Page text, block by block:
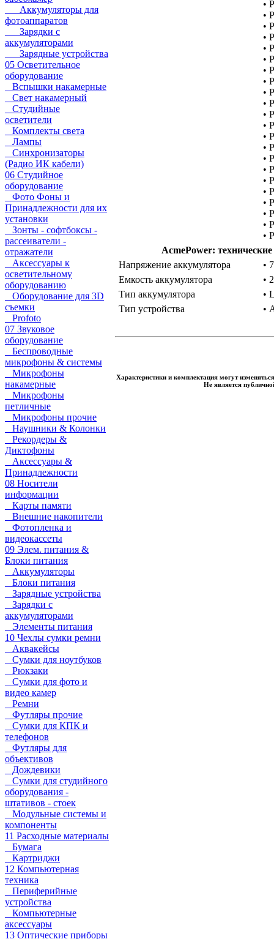
Аккумуляторы для
фотоаппаратов
Зарядки с
аккумуляторами
Зарядные устройства
05 Осветительное
оборудование
Вспышки накамерные
Свет накамерный
Студийные
осветители
Комплекты света
Лампы
Синхронизаторы
(Радио ИК кабели)
06 Студийное
оборудование
Фото Фоны и
Принадлежности для их
установки
Зонты - софтбоксы -
рассеиватели -
отражатели
Аксессуары к
осветительному
оборудованию
Оборудование для 3D
съемки
Profoto
07 Звуковое
оборудование
Беспроводные
микрофоны & системы
Микрофоны
накамерные
Микрофоны
петличные
Микрофоны прочие
Наушники & Колонки
Рекордеры &
Диктофоны
Аксессуары &
Принадлежности
08 Носители
информации
Карты памяти
Внешние накопители
Фотопленка и
видеокассеты
09 Элем. питания &
Блоки питания
Аккумуляторы
Блоки питания
Зарядные устройства
Зарядки с
аккумуляторами
Элементы питания
10 Чехлы сумки ремни
Аквакейсы
Сумки для ноутбуков
Рюкзаки
Сумки для фото и
видео камер
Ремни
Футляры прочие
Сумки для КПК и
телефонов
Футляры для
объективов
Дождевики
Сумки для студийного
оборудования -
штативов - стоек
Модульные системы и
компоненты
11 Расходные материалы
Бумага
Картриджи
12 Компьютерная
техника
Периферийные
устройства
Компьютерные
аксессуары
13 Оптические приборы
•
•
•
•
•
•
•
•
•
•
•
•
•
•
•
•
•
•
•
•
•
•
AcmePower:
Напряжение аккумулятора
•
Емкость аккумулятора
•
Тип аккумулятора
•
Тип устройства
•
Характеристики и комплектация могут
Не является